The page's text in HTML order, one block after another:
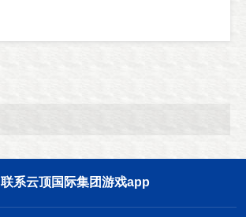
联系云顶国际集团游戏app